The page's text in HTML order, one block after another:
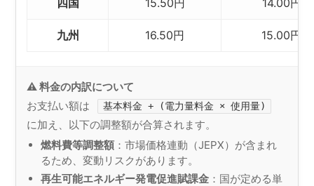
四国 15.50円 14.00円
九州 16.50円 15.00円
⚠️ 料金の内訳について
お支払い額は
基本料金 + (電力量料金 × 使用量)
に加え、以下の調整額が合算されます。
燃料費等調整額 ：市場価格連動（JEPX）が含まれ
るため、変動リスクがあります。
再生可能エネルギー発電促進賦課金 ：国が定める単